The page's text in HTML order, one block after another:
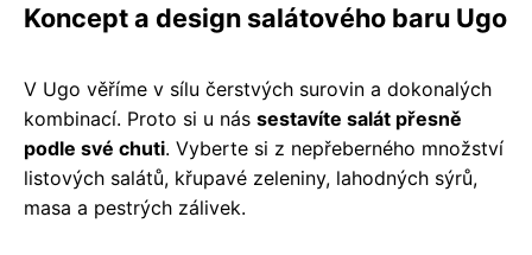
Koncept a design salátového baru Ugo
V Ugo věříme v sílu čerstvých surovin a dokonalých
kombinací. Proto si u nás sestavíte salát přesně
podle své chuti. Vyberte si z nepřeberného množství
listových salátů, křupavé zeleniny, lahodných sýrů,
masa a pestrých zálivek.